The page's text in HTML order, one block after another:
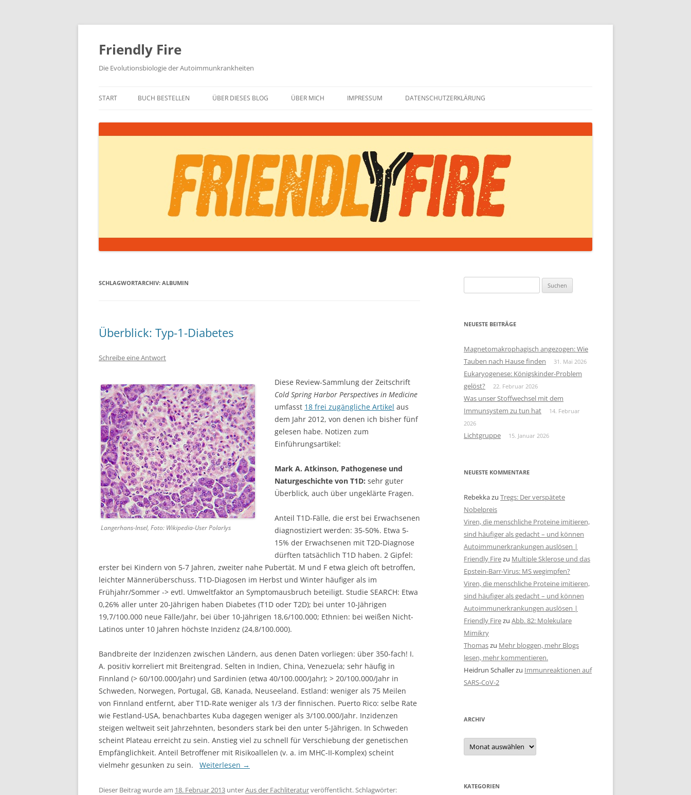
Zum
springen
Friendly Fire
Die Evolutionsbiologie der Autoimmunkrankheiten
START BUCH BESTELLEN ÜBER DIESES BLOG ÜBER MICH IMPRESSUM DATENSCHUTZERKLÄRUNG
SCHLAGWORTARCHIV: ALBUMIN
Überblick: Typ-1-Diabetes
Schreibe eine Antwort
Langerhans-Insel, Foto: Wikipedia-User Polarlys
Diese Review-Sammlung der Zeitschrift
Cold Spring Harbor Perspectives in Medicine
umfasst 18 frei zugängliche Artikel aus
dem Jahr 2012, von denen ich bisher fünf
gelesen habe. Notizen zum
Einführungsartikel:
Mark A. Atkinson, Pathogenese und
Naturgeschichte von T1D: sehr guter
Überblick, auch über ungeklärte Fragen.
Anteil T1D-Fälle, die erst bei Erwachsenen
diagnostiziert werden: 35-50%. Etwa 5-
15% der Erwachsenen mit T2D-Diagnose
dürften tatsächlich T1D haben. 2 Gipfel:
erster bei Kindern von 5-7 Jahren, zweiter nahe Pubertät. M und F etwa gleich oft betroffen,
leichter Männerüberschuss. T1D-Diagosen im Herbst und Winter häufiger als im
Frühjahr/Sommer -> evtl. Umweltfaktor an Symptomausbruch beteiligt. Studie SEARCH: Etwa
0,26% aller unter 20-Jährigen haben Diabetes (T1D oder T2D); bei unter 10-Jährigen
19,7/100.000 neue Fälle/Jahr, bei über 10-Jährigen 18,6/100.000; Ethnien: bei weißen Nicht-
Latinos unter 10 Jahren höchste Inzidenz (24,8/100.000).
Bandbreite der Inzidenzen zwischen Ländern, aus denen Daten vorliegen: über 350-fach! I.
A. positiv korreliert mit Breitengrad. Selten in Indien, China, Venezuela; sehr häufig in
Finnland (> 60/100.000/Jahr) und Sardinien (etwa 40/100.000/Jahr); > 20/100.000/Jahr in
Schweden, Norwegen, Portugal, GB, Kanada, Neuseeland. Estland: weniger als 75 Meilen
von Finnland entfernt, aber T1D-Rate weniger als 1/3 der finnischen. Puerto Rico: selbe Rate
wie Festland-USA, benachbartes Kuba dagegen weniger als 3/100.000/Jahr. Inzidenzen
steigen weltweit seit Jahrzehnten, besonders stark bei den unter 5-Jährigen. In Schweden
scheint Plateau erreicht zu sein. Anstieg viel zu schnell für Verschiebung der genetischen
Empfänglichkeit. Anteil Betroffener mit Risikoallelen (v. a. im MHC-II-Komplex) scheint
vielmehr gesunken zu sein. Weiterlesen →
Dieser Beitrag wurde am 18. Februar 2013 unterAus der Fachliteraturveröffentlicht. Schlagwörter:
nach:
NEUESTE BEITRÄGE
Magnetomakrophagisch angezogen: Wie
Tauben nach Hause finden
31. Mai 2026
Eukaryogenese: Königskinder-Problem
gelöst?
22. Februar 2026
Was unser Stoffwechsel mit dem
Immunsystem zu tun hat
14. Februar
2026
Lichtgruppe 15. Januar 2026
NEUESTE KOMMENTARE
Rebekkazu Tregs: Der verspätete
Nobelpreis
Viren, die menschliche Proteine imitieren,
sind häufiger als gedacht – und können
Autoimmunerkrankungen auslösen |
Friendly Firezu Multiple Sklerose und das
Epstein-Barr-Virus: MS wegimpfen?
Viren, die menschliche Proteine imitieren,
sind häufiger als gedacht – und können
Autoimmunerkrankungen auslösen |
Friendly Firezu Abb. 82: Molekulare
Mimikry
Thomaszu Mehr bloggen, mehr Blogs
lesen, mehr kommentieren.
Heidrun Schallerzu Immunreaktionen auf
SARS-CoV-2
ARCHIV
Archiv
KATEGORIEN